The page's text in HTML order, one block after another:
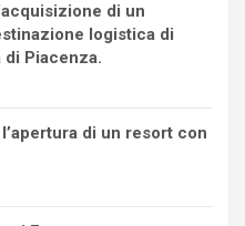
di un
logistica di
Piacenza.
di un resort con